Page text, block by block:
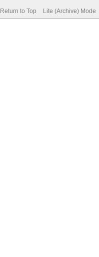
Return to Top Lite (Archive) Mode